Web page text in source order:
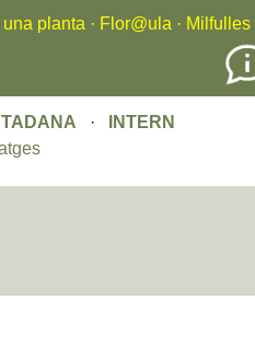
planta · Flor@ula · Milfulles
·
INTERN